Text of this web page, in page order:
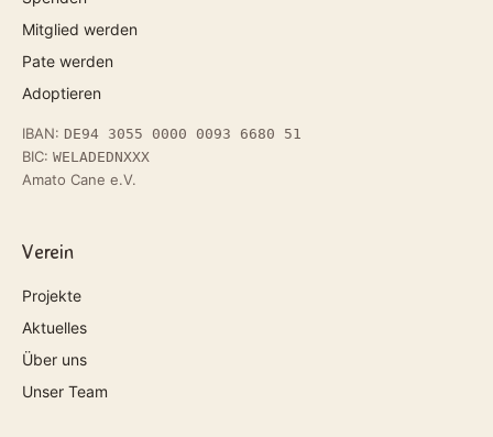
Mitglied werden
Pate werden
Adoptieren
IBAN: DE94 3055 0000 0093 6680 51
BIC: WELADEDNXXX
Amato Cane e.V.
Verein
Projekte
Aktuelles
Über uns
Unser Team